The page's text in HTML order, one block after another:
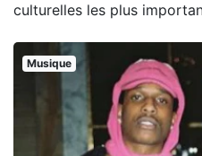
culturelles les plus
Musique